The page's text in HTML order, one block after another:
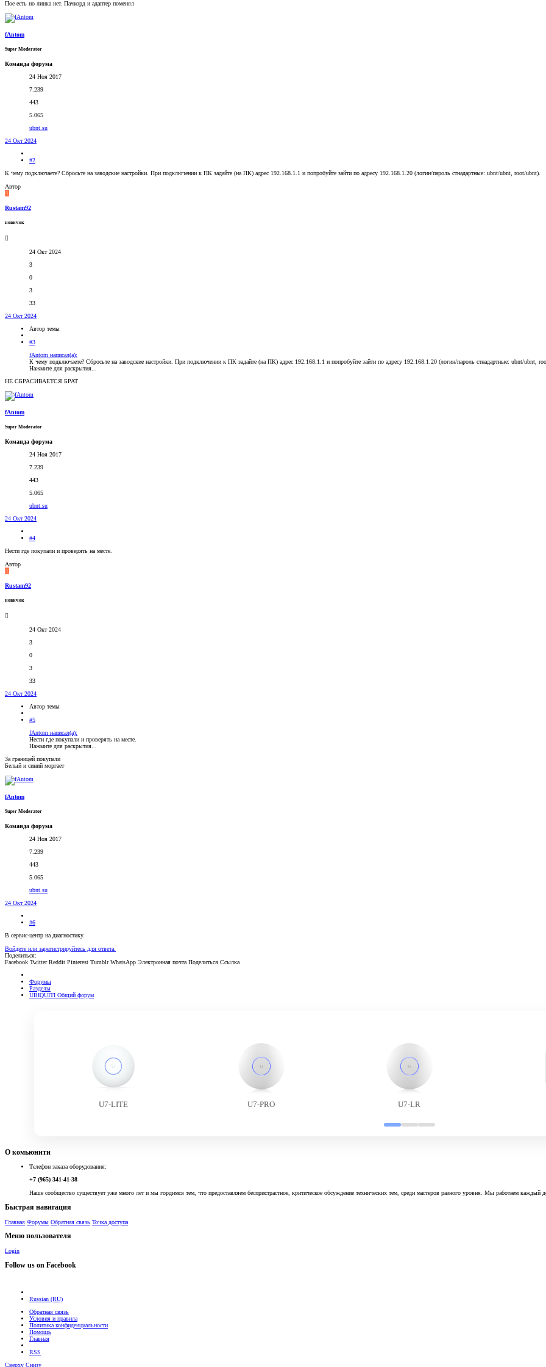
Пое есть но линка нет. Пачкорд и адаптер поменял
fAntom
Super Moderator
Команда форума
24 Ноя 2017
7.239
443
5.065
ubnt.su
24 Окт 2024
#2
К чему подключаете? Сбросьте на заводские настройки. При подключении к ПК задайте (на ПК) адрес 192.168.1.1 и попробуйте зайти по адресу 192.168.1.20 (логин/пароль стнадартные: ubnt/ubnt, root/ubnt).
Автор
R
Rustam92
новичок
24 Окт 2024
3
0
3
33
24 Окт 2024
Автор темы
#3
fAntom написал(а):
К чему подключаете? Сбросьте на заводские настройки. При подключении к ПК задайте (на ПК) адрес 192.168.1.1 и попробуйте зайти по адресу 192.168.1.20 (логин/пароль стнадартные: ubnt/ubnt,
Нажмите для раскрытия...
НЕ СБРАСИВАЕТСЯ БРАТ
fAntom
Super Moderator
Команда форума
24 Ноя 2017
7.239
443
5.065
ubnt.su
24 Окт 2024
#4
Нести где покупали и проверять на месте.
Автор
R
Rustam92
новичок
24 Окт 2024
3
0
3
33
24 Окт 2024
Автор темы
#5
fAntom написал(а):
Нести где покупали и проверять на месте.
Нажмите для раскрытия...
За границей покупали
Белый и синий моргает
fAntom
Super Moderator
Команда форума
24 Ноя 2017
7.239
443
5.065
ubnt.su
24 Окт 2024
#6
В сервис-центр на диагностику.
Войдите или зарегистрируйтесь для ответа.
Поделиться:
Facebook Twitter Reddit Pinterest Tumblr WhatsApp Электронная почта Поделиться Ссылка
Форумы
Разделы
UBIQUITI Общий форум
U7-LITE U7-PRO U7-LR
О комьюнити
Телефон заказа оборудования:
+7 (965) 341-41-38
Наше сообщество существует уже много лет и мы гордимся тем, что предоставляем беспристрастное, критическое обсуждение технических тем, среди мастеров разного уровня. Мы работаем
Быстрая навигация
Главная Форумы Обратная связь Точка доступа
Меню пользователя
Login
Follow us on Facebook
Russian (RU)
Обратная связь
Условия и правила
Политика конфиденциальности
Помощь
Главная
RSS
Сверху Снизу